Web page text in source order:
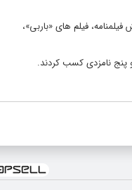
فیلم های «باربی»،